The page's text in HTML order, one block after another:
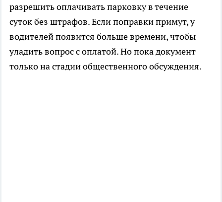
разрешить оплачивать парковку в течение
суток без штрафов. Если поправки примут, у
водителей появится больше времени, чтобы
уладить вопрос с оплатой. Но пока документ
только на стадии общественного обсуждения.